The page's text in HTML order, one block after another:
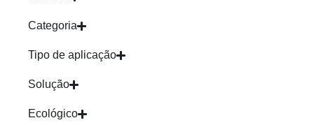
Categoria
Tipo de aplicação
Solução
Ecológico